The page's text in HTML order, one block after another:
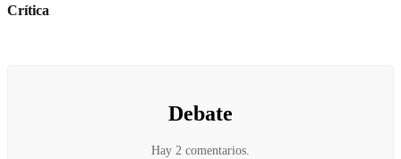
Crítica
Debate
Hay 2 comentarios.